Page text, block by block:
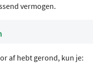
vermogen.
af hebt gerond, kun je: